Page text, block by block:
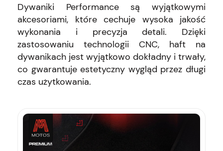
Dywaniki Performance są wyjątkowymi
akcesoriami, które cechuje wysoka jakość
wykonania i precyzja detali. Dzięki
zastosowaniu technologii CNC, haft na
dywanikach jest wyjątkowo dokładny i trwały,
co gwarantuje estetyczny wygląd przez długi
czas użytkowania.